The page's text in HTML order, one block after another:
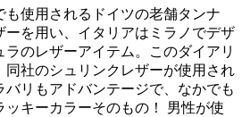
使用されるドイツの老舗タンナ
ーを用い、イタリアはミラノでデザ
のレザーアイテム。このダイアリ
同社のシュリンクレザーが使用され
バリもアドバンテージで、なかでも
ッキーカラーそのもの！ 男性が使